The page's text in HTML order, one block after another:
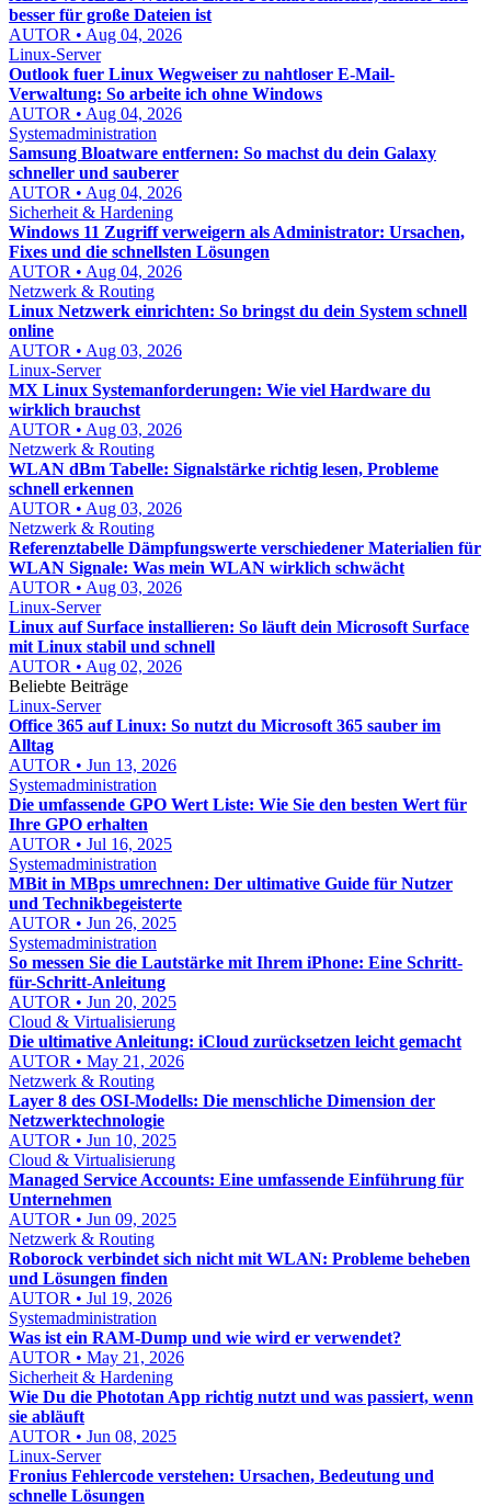
besser für große Dateien ist
AUTOR • Aug 04, 2026
Linux-Server
Outlook fuer Linux Wegweiser zu nahtloser E-Mail-
Verwaltung: So arbeite ich ohne Windows
AUTOR • Aug 04, 2026
Systemadministration
Samsung Bloatware entfernen: So machst du dein Galaxy
schneller und sauberer
AUTOR • Aug 04, 2026
Sicherheit & Hardening
Windows 11 Zugriff verweigern als Administrator: Ursachen,
Fixes und die schnellsten Lösungen
AUTOR • Aug 04, 2026
Netzwerk & Routing
Linux Netzwerk einrichten: So bringst du dein System schnell
online
AUTOR • Aug 03, 2026
Linux-Server
MX Linux Systemanforderungen: Wie viel Hardware du
wirklich brauchst
AUTOR • Aug 03, 2026
Netzwerk & Routing
WLAN dBm Tabelle: Signalstärke richtig lesen, Probleme
schnell erkennen
AUTOR • Aug 03, 2026
Netzwerk & Routing
Referenztabelle Dämpfungswerte verschiedener Materialien für
WLAN Signale: Was mein WLAN wirklich schwächt
AUTOR • Aug 03, 2026
Linux-Server
Linux auf Surface installieren: So läuft dein Microsoft Surface
mit Linux stabil und schnell
AUTOR • Aug 02, 2026
Beliebte Beiträge
Linux-Server
Office 365 auf Linux: So nutzt du Microsoft 365 sauber im
Alltag
AUTOR • Jun 13, 2026
Systemadministration
Die umfassende GPO Wert Liste: Wie Sie den besten Wert für
Ihre GPO erhalten
AUTOR • Jul 16, 2025
Systemadministration
MBit in MBps umrechnen: Der ultimative Guide für Nutzer
und Technikbegeisterte
AUTOR • Jun 26, 2025
Systemadministration
So messen Sie die Lautstärke mit Ihrem iPhone: Eine Schritt-
für-Schritt-Anleitung
AUTOR • Jun 20, 2025
Cloud & Virtualisierung
Die ultimative Anleitung: iCloud zurücksetzen leicht gemacht
AUTOR • May 21, 2026
Netzwerk & Routing
Layer 8 des OSI-Modells: Die menschliche Dimension der
Netzwerktechnologie
AUTOR • Jun 10, 2025
Cloud & Virtualisierung
Managed Service Accounts: Eine umfassende Einführung für
Unternehmen
AUTOR • Jun 09, 2025
Netzwerk & Routing
Roborock verbindet sich nicht mit WLAN: Probleme beheben
und Lösungen finden
AUTOR • Jul 19, 2026
Systemadministration
Was ist ein RAM-Dump und wie wird er verwendet?
AUTOR • May 21, 2026
Sicherheit & Hardening
Wie Du die Phototan App richtig nutzt und was passiert, wenn
sie abläuft
AUTOR • Jun 08, 2025
Linux-Server
Fronius Fehlercode verstehen: Ursachen, Bedeutung und
schnelle Lösungen